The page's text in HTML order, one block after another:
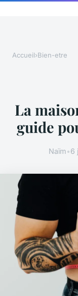
Accueil›Bien-etre
La
guide
Naïm•6